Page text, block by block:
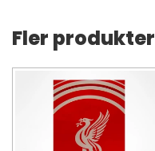
Fler produkter